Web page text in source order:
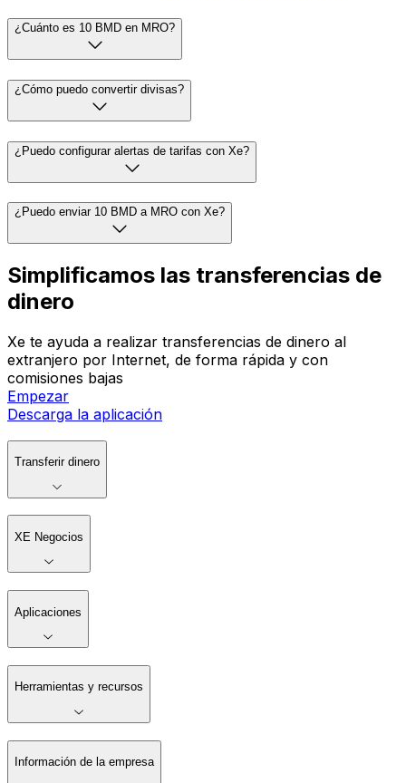
¿Cuánto es 10 BMD en MRO?
¿Cómo puedo convertir divisas?
¿Puedo configurar alertas de tarifas con Xe?
¿Puedo enviar 10 BMD a MRO con Xe?
Simplificamos las transferencias de
dinero
Xe te ayuda a realizar transferencias de dinero al
extranjero por Internet, de forma rápida y con
comisiones bajas
Empezar
Descarga la aplicación
Transferir dinero
XE Negocios
Aplicaciones
Herramientas y recursos
Información de la empresa